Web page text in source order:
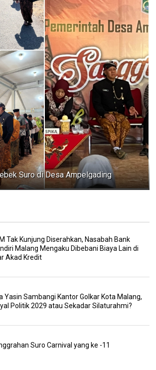
Suro di Desa Ampelgading
Tak Kunjung Diserahkan, Nasabah Bank
Malang Mengaku Dibebani Biaya Lain di
Akad Kredit
Yasin Sambangi Kantor Golkar Kota Malang,
Politik 2029 atau Sekadar Silaturahmi?
Suro Carnival yang ke -11